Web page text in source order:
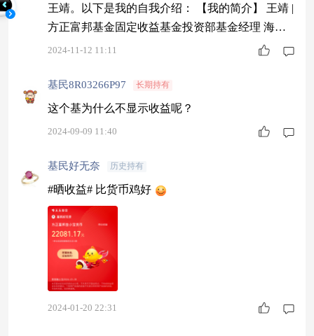
王靖。以下是我的自我介绍： 【我的简介】 王靖 |
方正富邦基金固定收益基金投资部基金经理 海
归：澳大利亚国立大学财务管理硕士 经验丰富：1
基金、泰达宏利基金基金经理，现任方正富邦基金
固定收益基金投资部基金经理 【我的实力如何】
2024-11-12 11:11
基民8R03266P97 长期持有
这个基为什么不显示收益呢？
2024-09-09 11:40
基民好无奈 历史持有
#晒收益# 比货币鸡好
2024-01-20 22:31